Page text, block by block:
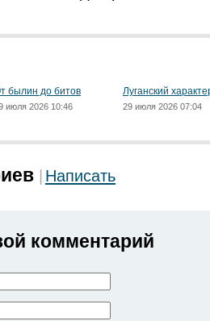
былин до битов
июля 2026 10:46
Луганский
29 июля 2026 07:04
Написать
комментарий